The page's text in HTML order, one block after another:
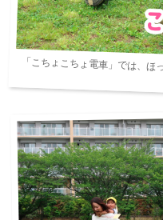
「こちょこちょ電車」では、